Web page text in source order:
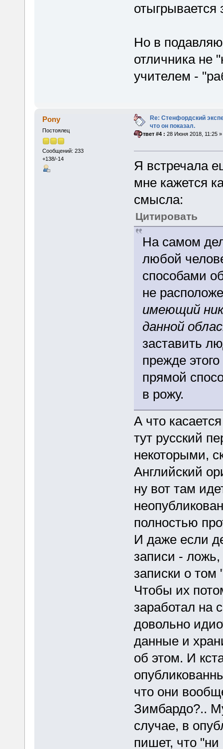
Но в
отличника не
учителем -
Pony
Постоялец
Сообщений: 233
+138/-14
Re: Стенфордский
что он показал.
«Ответ #4 : 28 Июня 2018, 11:25 »
Я встречала
мне кажется
смысла:
Цитировать
На самом
любой
способами
не
имеющий
данной
заставить
прежде
прямой
в рожу.
А что
тут русский
некоторыми,
Английский
ну вот там
полностью
И даже если
записи -
записки о
Чтобы их
заработал на
довольно
данные и
об этом. И
что они
Зимбардо?..
случае, в
пишет, что